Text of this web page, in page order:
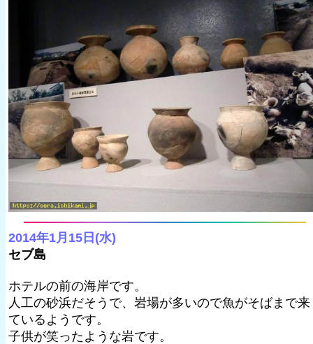
2014年1月15日(水)
セブ島
ホテルの前の海岸です。
人工の砂浜だそうで、岩場が多いので魚がそばまで来
ているようです。
子供が笑ったような岩です。